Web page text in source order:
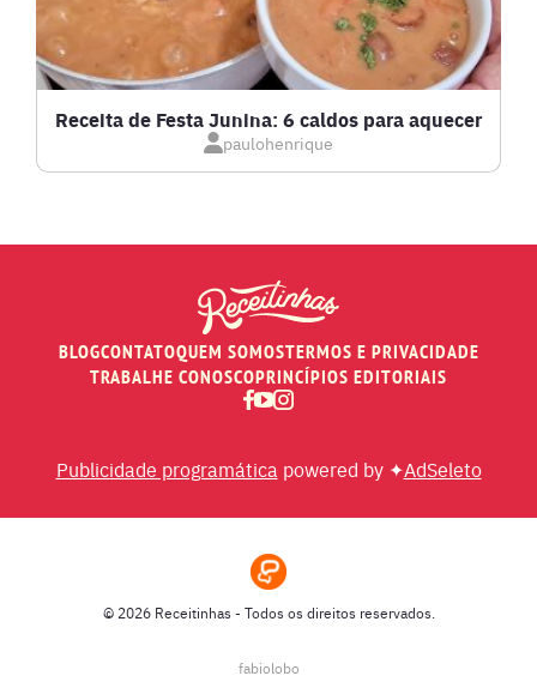
LOW CARB
MASSAS E PASTAS
RECEITAS DE AIR FRYER
RECEITAS DE ANO NOVO (RÉVEILLON)
RECEITAS DE NATAL
Receita de Festa Junina: 6 caldos para aquecer
paulohenrique
BLOGCONTATOQUEM SOMOSTERMOS E PRIVACIDADE
TRABALHE CONOSCOPRINCÍPIOS EDITORIAIS
Publicidade programática powered by ✦AdSeleto
© 2026 Receitinhas - Todos os direitos reservados.
fabiolobo